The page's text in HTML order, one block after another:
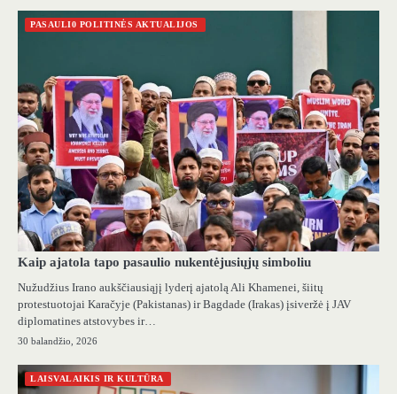
PASAULI0 POLITINĖS AKTUALIJOS
Kaip ajatola tapo pasaulio nukentėjusiųjų simboliu
Nužudžius Irano aukščiausiąjį lyderį ajatolą Ali Khamenei, šiitų
protestuotojai Karačyje (Pakistanas) ir Bagdade (Irakas) įsiveržė į JAV
diplomatines atstovybes ir…
30 balandžio, 2026
LAISVALAIKIS IR KULTŪRA